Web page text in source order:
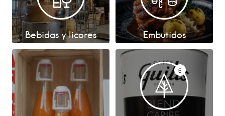
Bebidas y licores Embutidos
6